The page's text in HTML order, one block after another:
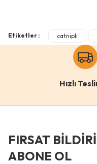
Bu ürüne benzer
Antrasit
Etiketler : catnipli
Hızlı
FIRSAT
ABONE OL